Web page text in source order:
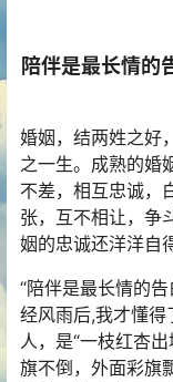
陪伴是最长情的
婚姻，结两姓之好
之一生。成熟的婚
不差，相互忠诚，
张，互不相让，争
姻的忠诚还洋洋自
“陪伴是最长情的
经风雨后,我才懂
人，是“一枝红杏
旗不倒，外面彩旗